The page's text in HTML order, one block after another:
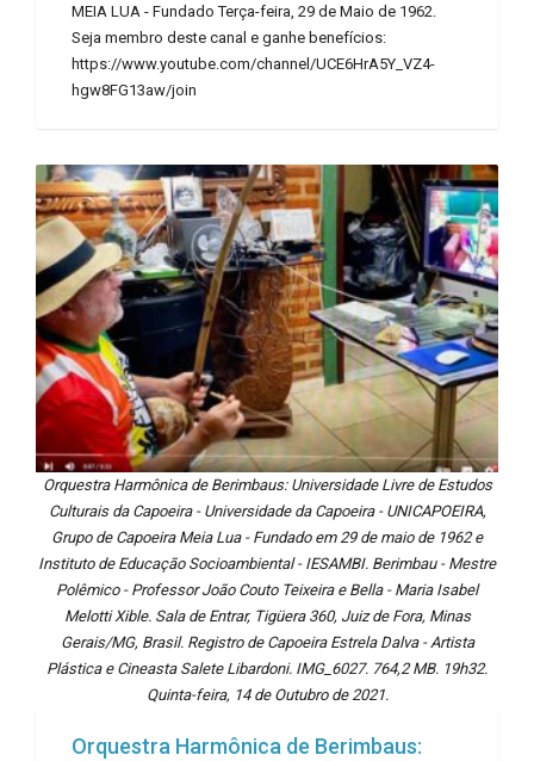
MEIA LUA - Fundado Terça-feira, 29 de Maio de 1962.
Seja membro deste canal e ganhe benefícios:
https://www.youtube.com/channel/UCE6HrA5Y_VZ4-
hgw8FG13aw/join
Orquestra Harmônica de Berimbaus: Universidade Livre de Estudos
Culturais da Capoeira - Universidade da Capoeira - UNICAPOEIRA,
Grupo de Capoeira Meia Lua - Fundado em 29 de maio de 1962 e
Instituto de Educação Socioambiental - IESAMBI. Berimbau - Mestre
Polêmico - Professor João Couto Teixeira e Bella - Maria Isabel
Melotti Xible. Sala de Entrar, Tigüera 360, Juiz de Fora, Minas
Gerais/MG, Brasil. Registro de Capoeira Estrela Dalva - Artista
Plástica e Cineasta Salete Libardoni. IMG_6027. 764,2 MB. 19h32.
Quinta-feira, 14 de Outubro de 2021.
Orquestra Harmônica de Berimbaus: